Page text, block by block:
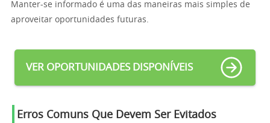
Manter-se informado é uma das maneiras mais simples de
aproveitar oportunidades futuras.
VER OPORTUNIDADES DISPONÍVEIS
Erros Comuns Que Devem Ser Evitados